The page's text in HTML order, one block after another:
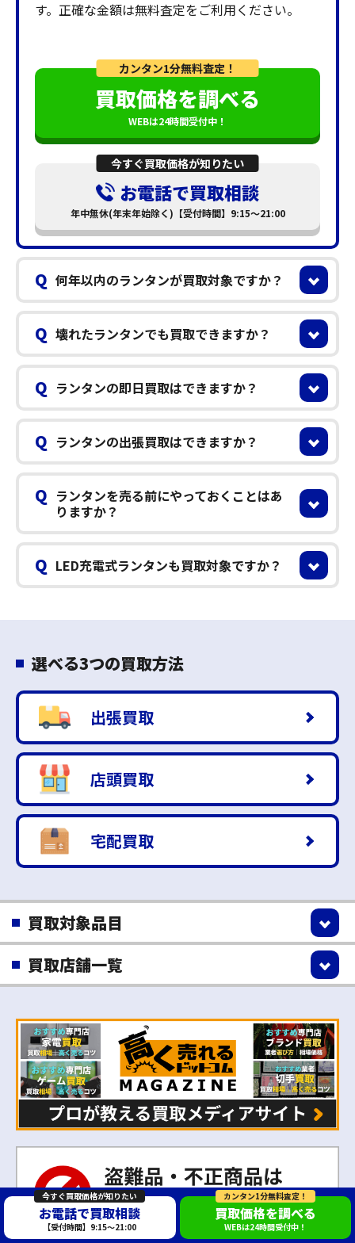
今すぐ買取価格が知りたい
お電話で買取相談
【受付時間】9:15～21:00
カンタン1分無料査定！
買取価格を調べる
WEBは24時間受付中！
す。正確な金額は無料査定をご利用ください。
カンタン1分無料査定！
買取価格を調べる
WEBは24時間受付中！
今すぐ買取価格が知りたい
お電話で買取相談
年中無休(年末年始除く)【受付時間】9:15～21:00
Q 何年以内のランタンが買取対象ですか？
Q 壊れたランタンでも買取できますか？
Q ランタンの即日買取はできますか？
Q ランタンの出張買取はできますか？
Q ランタンを売る前にやっておくことはあ
りますか？
Q LED充電式ランタンも買取対象ですか？
選べる3つの買取方法
出張買取
店頭買取
宅配買取
買取対象品目
買取店舗一覧